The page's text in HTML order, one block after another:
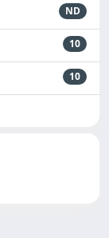
ND
10
10